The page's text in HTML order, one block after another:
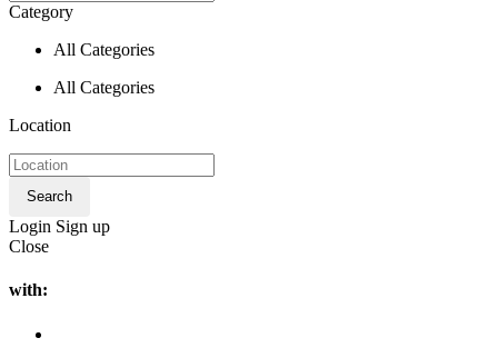
Category
All Categories
All Categories
Location
Search
Login Sign up
Close
with: